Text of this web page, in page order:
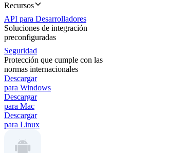
Recursos
API para Desarrolladores
Soluciones de integración
preconfiguradas
Seguridad
Protección que cumple con las
normas internacionales
Descargar
para Windows
Descargar
para Mac
Descargar
para Linux